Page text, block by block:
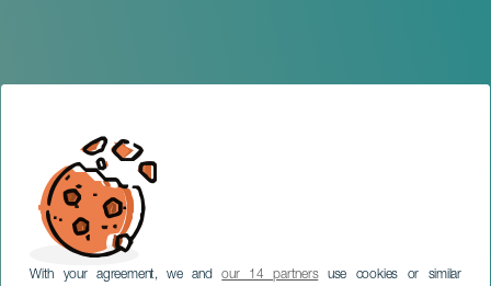
With your agreement, we andour 14 partnersuse cookies or similar
LA PALMA